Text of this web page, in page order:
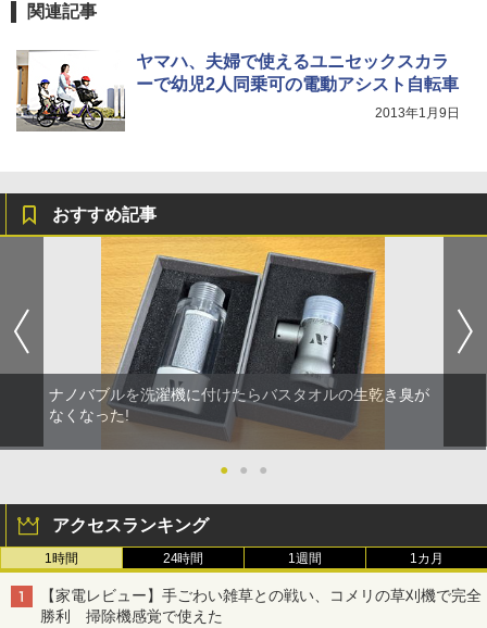
関連記事
ヤマハ、夫婦で使えるユニセックスカラ
ーで幼児2人同乗可の電動アシスト自転車
2013年1月9日
おすすめ記事
ナノバブルを洗濯機に付けたらバスタオルの生乾き臭が
なくなった!
● ● ●
アクセスランキング
1時間 24時間 1週間 1カ月
【家電レビュー】手ごわい雑草との戦い、コメリの草刈機で完全
勝利 掃除機感覚で使えた